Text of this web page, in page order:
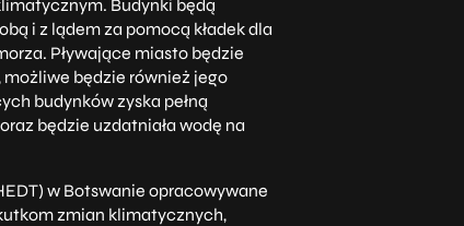
Budynki będą
i z lądem za pomocą kładek dla
Pływające miasto będzie
będzie również jego
budynków zyska pełną
będzie uzdatniała wodę na
w Botswanie opracowywane
zmian klimatycznych,